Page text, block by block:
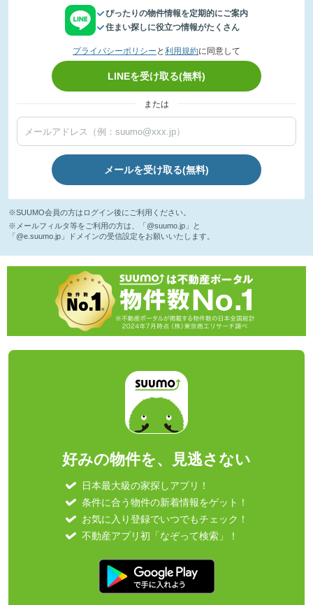
ぴったりの物件情報を定期的にご案内
住まい探しに役立つ情報がたくさん
プライバシーポリシー と 利用規約に同意して
LINEを受け取る(無料)
または
メールを受け取る(無料)
※SUUMO会員の方はログイン後にご利用ください。
※メールフィルタ等をご利用の方は、「@suumo.jp」と
「@e.suumo.jp」ドメインの受信設定をお願いいたします。
好みの物件を、見逃さない
日本最大級の家探しアプリ！
条件に合う物件の新着情報をゲット！
お気に入り登録でいつでもチェック！
不動産アプリ初「なぞって検索」！